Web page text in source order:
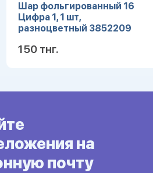
Шар фольгированный 16
Цифра 1, 1 шт,
разноцветный 3852209
150 тнг.
на
почту